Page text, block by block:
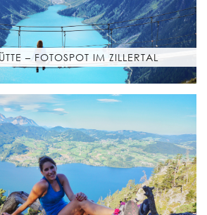
– FOTOSPOT IM ZILLERTAL